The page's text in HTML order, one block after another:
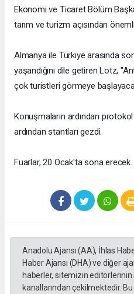
Ekonomi ve Ticaret Bölüm
tarım ve turizm açısından
Almanya ile Türkiye arasında
yaşandığını dile getiren Lotz,
çok turistleri görmeye
Konuşmaların ardından protokol
ardından stantları gezdi.
Fuarlar, 20 Ocak'ta sona erecek.
Anadolu Ajansı (AA), İhlas
Haber Ajansı (DHA) ve diğer
haberler, sitemizin
kanallarından çekilmektedir.